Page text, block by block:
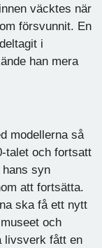
väcktes när
försvunnit. En
i
han mera
modellerna så
talet och fortsatt
syn
att fortsätta.
ska få ett nytt
och
livsverk fått en